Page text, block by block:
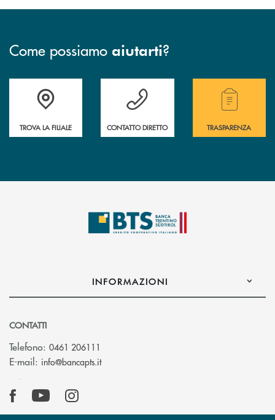
Come possiamo aiutarti?
Accedi all' elenco completo delle filiali.
TROVA LA FILIALE
Hai bisogno di assistenza immediata?
CONTATTO DIRETTO
Hai bisogno di
TRASPARENZA
INFORMAZIONI
CONTATTI
Telefono: 0461 206111
E-mail: info@bancapts.it(si apre l’app di posta elettronica)